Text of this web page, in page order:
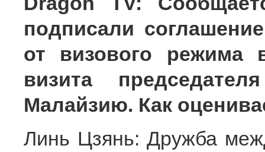
подписали
от визового режима
визита
Малайзию. Как
Линь Цзянь: Дружба